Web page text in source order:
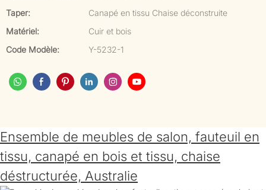
Taper:
Canapé en tissu Chaise déconstruite
Matériel:
Cuir et bois
Code Modèle:
Y-5232-1
Ensemble de meubles de salon, fauteuil en
tissu, canapé en bois et tissu, chaise
déstructurée, Australie